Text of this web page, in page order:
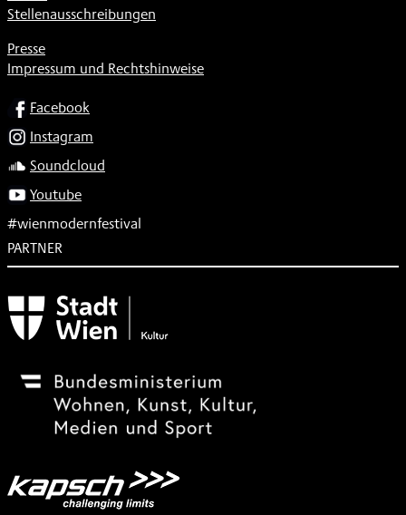
Stellenausschreibungen
Presse
Impressum und Rechtshinweise
SOCIALFacebook
Instagram
Soundcloud
Youtube
#wienmodernfestival
PARTNER
Subventionsgeber